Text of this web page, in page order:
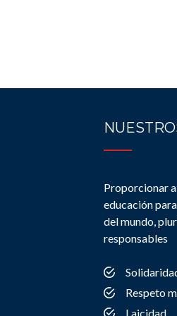
Proporcionar
educación
del mundo,
responsables
Respeto
Laicidad